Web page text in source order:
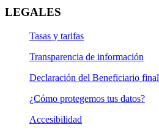
LEGALES
Tasas y tarifas
Transparencia de información
Declaración del Beneficiario final
¿Cómo protegemos tus datos?
Accesibilidad